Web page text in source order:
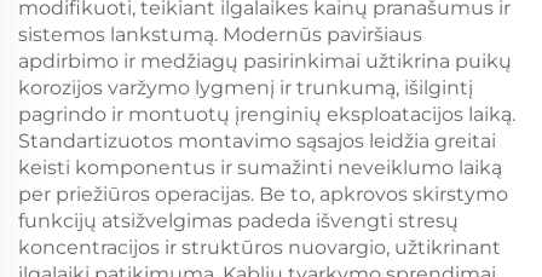
modifikuoti, teikiant ilgalaikes kainų pranašumus ir
sistemos lankstumą. Modernūs paviršiaus
apdirbimo ir medžiagų pasirinkimai užtikrina puikų
korozijos varžymo lygmenį ir trunkumą, išilgintį
pagrindo ir montuotų įrenginių eksploatacijos laiką.
Standartizuotos montavimo sąsajos leidžia greitai
keisti komponentus ir sumažinti neveiklumo laiką
per priežiūros operacijas. Be to, apkrovos skirstymo
funkcijų atsižvelgimas padeda išvengti stresų
koncentracijos ir struktūros nuovargio, užtikrinant